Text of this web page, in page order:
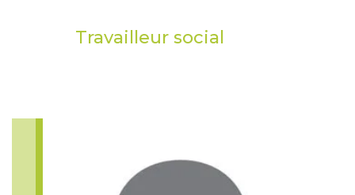
Travailleur social